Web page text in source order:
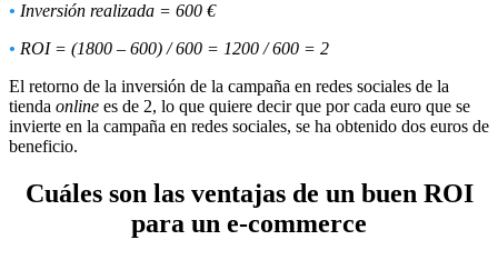
• Inversión realizada = 600 €
• ROI = (1800 – 600) / 600 = 1200 / 600 = 2
El retorno de la inversión de la campaña en redes sociales de la
tienda online es de 2, lo que quiere decir que por cada euro que se
invierte en la campaña en redes sociales, se ha obtenido dos euros de
beneficio.
Cuáles son las ventajas de un buen ROI
para un e-commerce